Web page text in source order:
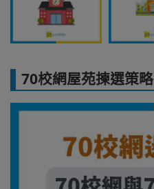
70校網屋苑揀選策略